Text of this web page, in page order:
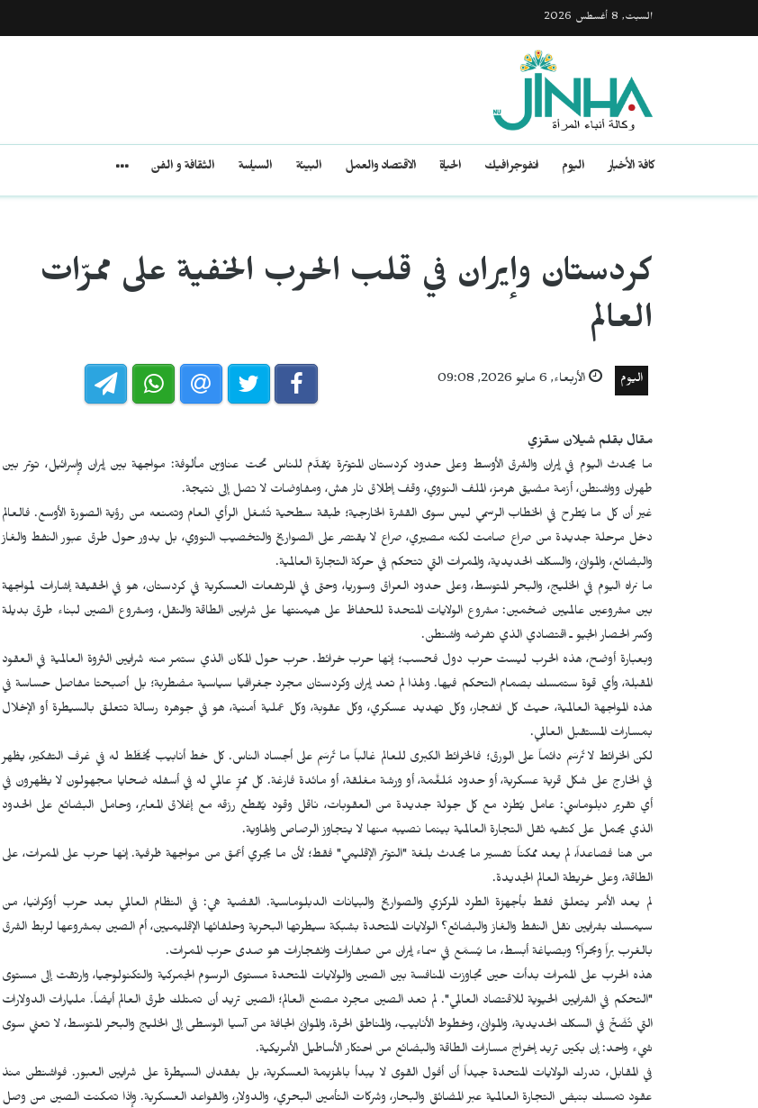
السبت, 8 أغسطس 2026
كافة الأخبار اليوم انفوجرافيك الحياة الاقتصاد والعمل البيئة السياسة الثقافة و الفن
كردستان وإيران في قلب الحرب الخفية على ممرّات
العالم
اليوم الأربعاء, 6 مايو 2026, 09:08
مقال بقلم شيلان سقزي
ما يحدث اليوم في إيران والشرق الأوسط وعلى حدود كردستان المتوترة يُقدَّم للناس تحت عناوين مألوفة: مواجهة بين إيران وإسرائيل، توتر بين
طهران وواشنطن، أزمة مضيق هرمز، الملف النووي، وقف إطلاق نار هش، ومفاوضات لا تصل إلى نتيجة.
غير أن كل ما يُطرح في الخطاب الرسمي ليس سوى القشرة الخارجية؛ طبقة سطحية تُشغل الرأي العام وتمنعه من رؤية الصورة الأوسع. فالعالم
دخل مرحلة جديدة من صراع صامت لكنه مصيري، صراع لا يقتصر على الصواريخ والتخصيب النووي، بل يدور حول طرق عبور النفط والغاز
والبضائع، والموانئ، والسكك الحديدية، والممرات التي تتحكم في حركة التجارة العالمية.
ما نراه اليوم في الخليج، والبحر المتوسط، وعلى حدود العراق وسوريا، وحتى في المرتفعات العسكرية في كردستان، هو في الحقيقة إشارات لمواجهة
بين مشروعين عالميين ضخمين: مشروع الولايات المتحدة للحفاظ على هيمنتها على شرايين الطاقة والنقل، ومشروع الصين لبناء طرق بديلة
وكسر الحصار الجيو ـ اقتصادي الذي تفرضه واشنطن.
وبعبارة أوضح، هذه الحرب ليست حرب دول فحسب؛ إنها حرب خرائط. حرب حول المكان الذي ستمر منه شرايين الثروة العالمية في العقود
المقبلة، وأي قوة ستمسك بصمام التحكم فيها. ولهذا لم تعد إيران وكردستان مجرد جغرافيا سياسية مضطربة؛ بل أصبحتا مفاصل حساسة في
هذه المواجهة العالمية، حيث كل انفجار، وكل تهديد عسكري، وكل عقوبة، وكل عملية أمنية، هو في جوهره رسالة تتعلق بالسيطرة أو الإخلال
بمسارات المستقبل العالمي.
لكن الخرائط لا تُرسَم دائماً على الورق؛ فالخرائط الكبرى للعالم غالباً ما تُرسَم على أجساد الناس. كل خط أنابيب يُخطَّط له في غرف التفكير، يظهر
في الخارج على شكل قرية عسكرية، أو حدود مُلغَّمة، أو ورشة مغلقة، أو مائدة فارغة. كل ممرٍّ عالمي له في أسفله ضحايا مجهولون لا يظهرون في
أي تقرير دبلوماسي: عامل يُطرَد مع كل جولة جديدة من العقوبات، ناقل وقود يُقطع رزقه مع إغلاق المعابر، وحامل البضائع على الحدود
الذي يحمل على كتفيه ثقل التجارة العالمية بينما نصيبه منها لا يتجاوز الرصاص والهاوية.
من هنا فصاعداً، لم يعد ممكناً تفسير ما يحدث بلغة "التوتر الإقليمي" فقط؛ لأن ما يجري أعمق من مواجهة ظرفية. إنها حرب على الممرات، على
الطاقة، وعلى خريطة العالم الجديدة.
لم يعد الأمر يتعلق فقط بأجهزة الطرد المركزي والصواريخ والبيانات الدبلوماسية. القضية هي: في النظام العالمي بعد حرب أوكرانيا، من
سيمسك بشرايين نقل النفط والغاز والبضائع؟ الولايات المتحدة بشبكة سيطرتها البحرية وحلفائها الإقليميين، أم الصين بمشروعها لربط الشرق
بالغرب براً وبحراً؟ وبصياغة أبسط، ما يُسمَع في سماء إيران من صفارات وانفجارات هو صدى حرب الممرات.
هذه الحرب على الممرات بدأت حين تجاوزت المنافسة بين الصين والولايات المتحدة مستوى الرسوم الجمركية والتكنولوجيا، وارتقت إلى مستوى
"التحكم في الشرايين الحيوية للاقتصاد العالمي". لم تعد الصين مجرد مصنع العالم؛ الصين تريد أن تمتلك طرق العالم أيضاً. مليارات الدولارات
التي تُضَخّ في السكك الحديدية، والموانئ، وخطوط الأنابيب، والمناطق الحرة، والموانئ الجافة من آسيا الوسطى إلى الخليج والبحر المتوسط، لا تعني سوى
شيء واحد: إن بكين تريد إخراج مسارات الطاقة والبضائع من احتكار الأساطيل الأمريكية.
في المقابل، تدرك الولايات المتحدة جيداً أن أفول القوى لا يبدأ بالهزيمة العسكرية، بل بفقدان السيطرة على شرايين العبور. فواشنطن منذ
عقود تمسك بنبض التجارة العالمية عبر المضائق والبحار، وشركات التأمين البحري، والدولار، والقواعد العسكرية. وإذا تمكنت الصين من وصل